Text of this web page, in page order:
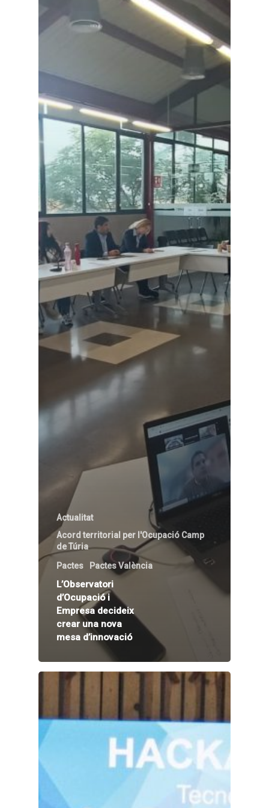
Actualitat
Acord territorial per l'Ocupació Camp
de Túria
Pactes
Pactes València
L’Observatori
d’Ocupació i
Empresa decideix
crear una nova
mesa d’innovació
Inici
Presentació